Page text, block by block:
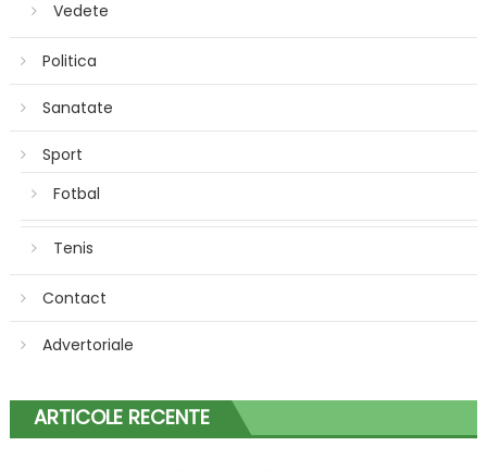
Vedete
Politica
Sanatate
Sport
Fotbal
Tenis
Contact
Advertoriale
ARTICOLE RECENTE